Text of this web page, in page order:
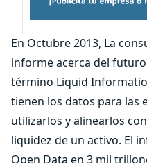
En Octubre 2013, La
informe acerca del
término Liquid
tienen los datos para las
utilizarlos y alinearlos
liquidez de un activo. El
Open Data en 3 mil